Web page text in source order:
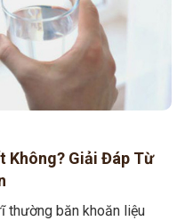
Không? Giải Đáp Từ
thường băn khoăn liệu